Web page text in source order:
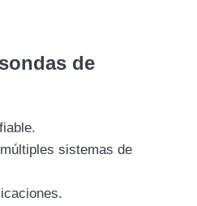
de
sistemas de